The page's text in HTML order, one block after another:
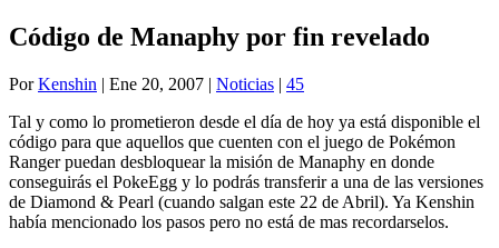
Código de Manaphy por fin revelado
PorKenshin | Ene 20, 2007 | Noticias | 45
Tal y como lo prometieron desde el día de hoy ya está disponible el
código para que aquellos que cuenten con el juego de Pokémon
Ranger puedan desbloquear la misión de Manaphy en donde
conseguirás el PokeEgg y lo podrás transferir a una de las versiones
de Diamond & Pearl (cuando salgan este 22 de Abril). Ya Kenshin
había mencionado los pasos pero no está de mas recordarselos.